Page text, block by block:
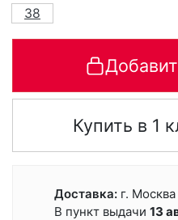
38
Купить в 1
Доставка: г. Москва
В пункт выдачи 13